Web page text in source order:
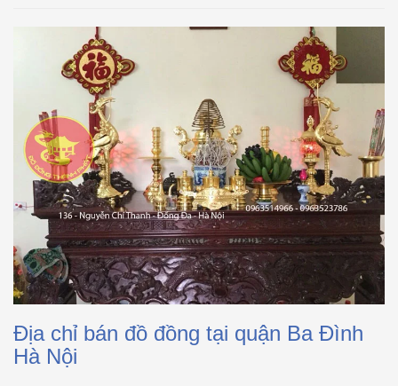
Địa chỉ bán đồ đồng tại quận Ba Đình
Hà Nội